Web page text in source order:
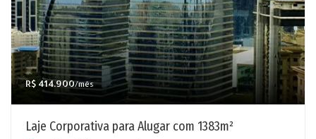
R$ 414.900/mês
Laje Corporativa para Alugar com 1383m²